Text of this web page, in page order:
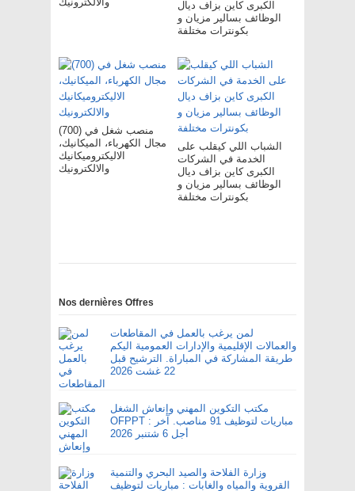
الكبرى كاين بزاف ديال
الوظائف بسالير مزيان و
بكونترات مختلفة
(700) منصب شغل في
مجال الكهرباء، الميكانيك،
الاليكتروميكانيك
والالكترونيك
الشباب اللي كيقلب على
الخدمة في الشركات
الكبرى كاين بزاف ديال
الوظائف بسالير مزيان و
بكونترات مختلفة
Nos dernières Offres
لمن يرغب بالعمل في المقاطعات
والعمالات الإقليمية والإدارات العمومية اليكم
طريقة المشاركة في المباراة. الترشيح قبل
22 غشت 2026
مكتب التكوين المهني وإنعاش الشغل
OFPPT : مباريات لتوظيف 91 مناصب. آخر
أجل 6 شتنبر 2026
وزارة الفلاحة والصيد البحري والتنمية
القروية والمياه والغابات : مباريات لتوظيف